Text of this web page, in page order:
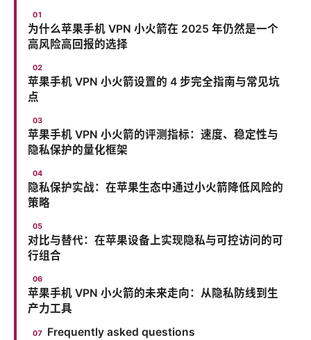
为什么苹果手机 VPN 小火箭在 2025 年仍然是一个
高风险高回报的选择
苹果手机 VPN 小火箭设置的 4 步完全指南与常见坑
点
苹果手机 VPN 小火箭的评测指标：速度、稳定性与
隐私保护的量化框架
隐私保护实战：在苹果生态中通过小火箭降低风险的
策略
对比与替代：在苹果设备上实现隐私与可控访问的可
行组合
苹果手机 VPN 小火箭的未来走向：从隐私防线到生
产力工具
Frequently asked questions